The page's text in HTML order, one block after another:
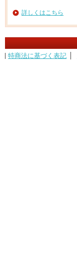
詳しくはこちら
特商法に基づく表記